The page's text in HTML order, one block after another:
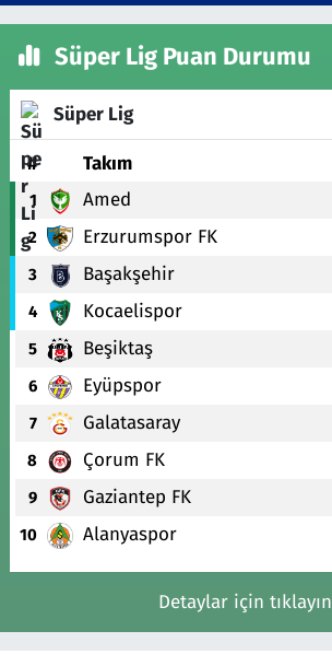
Süper Lig Puan Durumu
Süper Lig
# Takım
1 Amed
2 Erzurumspor FK
3 Başakşehir
4 Kocaelispor
5 Beşiktaş
6 Eyüpspor
7 Galatasaray
8 Çorum FK
9 Gaziantep FK
10 Alanyaspor
Detaylar için tıklayın